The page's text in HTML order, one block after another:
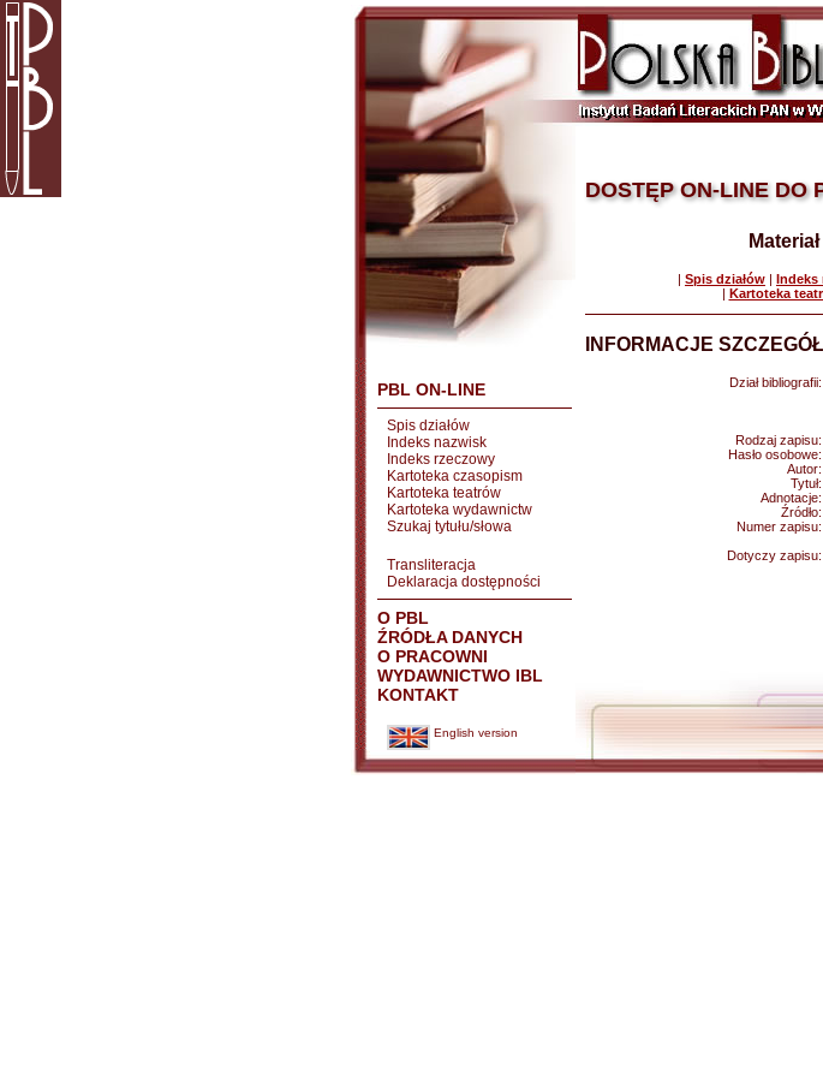
PBL ON-LINE
Spis działów
Indeks nazwisk
Indeks rzeczowy
Kartoteka czasopism
Kartoteka teatrów
Kartoteka wydawnictw
Szukaj tytułu/słowa
Transliteracja
Deklaracja dostępności
O PBL
ŹRÓDŁA DANYCH
O PRACOWNI
WYDAWNICTWO IBL
KONTAKT
English version
DOSTĘP ON-LINE DO
| Spis działów | Indeks
| Kartoteka
INFORMACJE
Dział bibliografii:
Rodzaj zapisu:
Hasło osobowe:
Autor:
Tytuł:
Adnotacje:
Źródło:
Numer zapisu:
Dotyczy zapisu: